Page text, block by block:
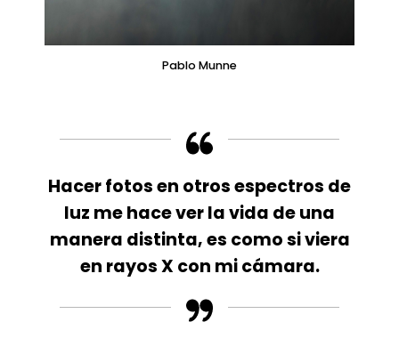
Pablo Munne
Hacer fotos en otros espectros de
luz me hace ver la vida de una
manera distinta, es como si viera
en rayos X con mi cámara.